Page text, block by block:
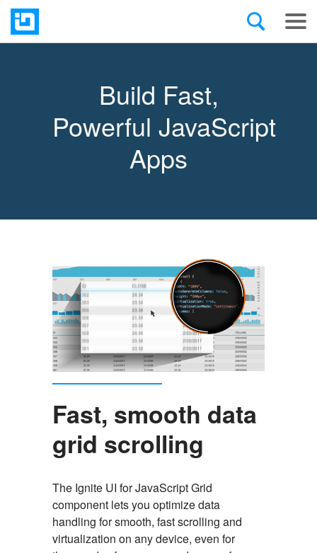
Build Fast,
Powerful JavaScript
Apps
Fast, smooth data
grid scrolling
The Ignite UI for JavaScript Grid
component lets you optimize data
handling for smooth, fast scrolling and
virtualization on any device, even for